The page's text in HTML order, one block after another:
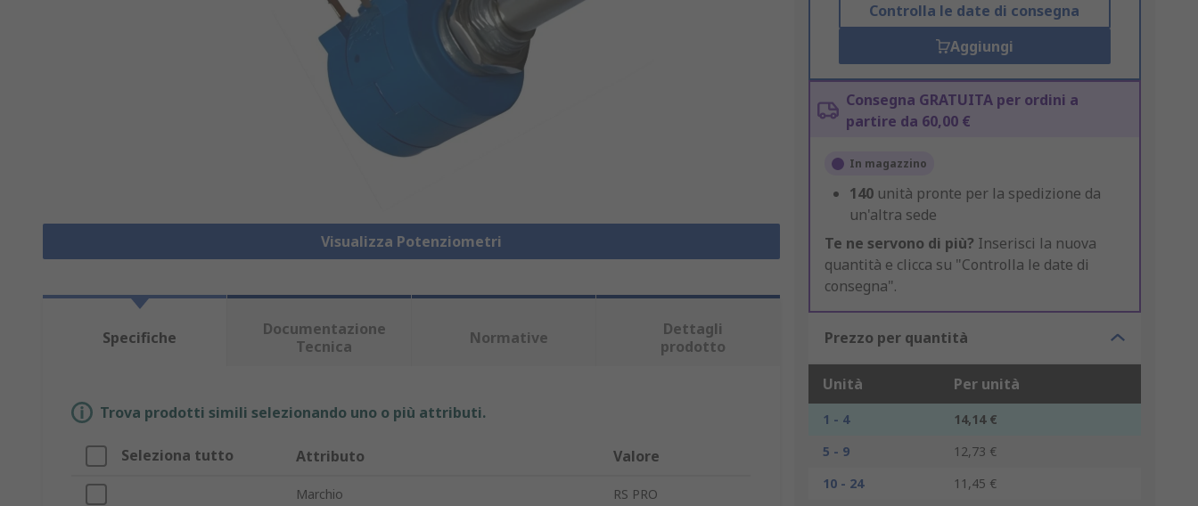
Visualizza Potenziometri
Controlla le date di consegna
Aggiungi
Consegna GRATUITA per ordini a
partire da 60,00 €
In magazzino
140 unità pronte per la spedizione da
un'altra sede
Te ne servono di più? Inserisci la nuova
quantità e clicca su "Controlla le date di
consegna".
Prezzo per quantità
Unità Per unità
1 - 4
14,14 €
5 - 9
12,73 €
10 - 24
11,45 €
Specifiche
Documentazione
Tecnica
Normative
Dettagli
prodotto
Trova prodotti simili selezionando uno o più attributi.
Seleziona tutto Attributo Valore
Marchio RS PRO